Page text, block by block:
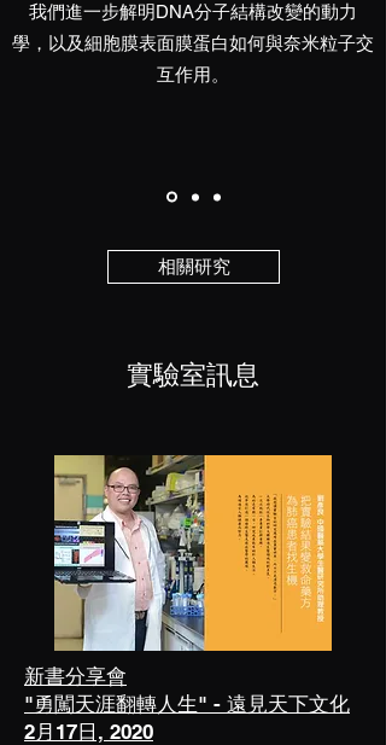
相關研究
我們進一步解明DNA分子結構改變的動力
學，以及細胞膜表面膜蛋白如何與奈米粒子交
互作用。
實驗室訊息
新書分享會
"勇闖天涯翻轉人生" - 遠見天下文化
2月17日, 2020